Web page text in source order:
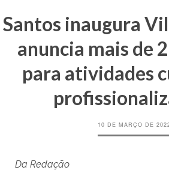
Santos inaugura
anuncia mais de
para atividades
10 DE MARÇO DE
Da Redação